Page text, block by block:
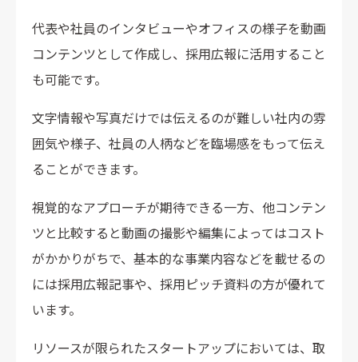
代表や社員のインタビューやオフィスの様子を動画
コンテンツとして作成し、採用広報に活用すること
も可能です。
文字情報や写真だけでは伝えるのが難しい社内の雰
囲気や様子、社員の人柄などを臨場感をもって伝え
ることができます。
視覚的なアプローチが期待できる一方、他コンテン
ツと比較すると動画の撮影や編集によってはコスト
がかかりがちで、基本的な事業内容などを載せるの
には採用広報記事や、採用ピッチ資料の方が優れて
います。
リソースが限られたスタートアップにおいては、取